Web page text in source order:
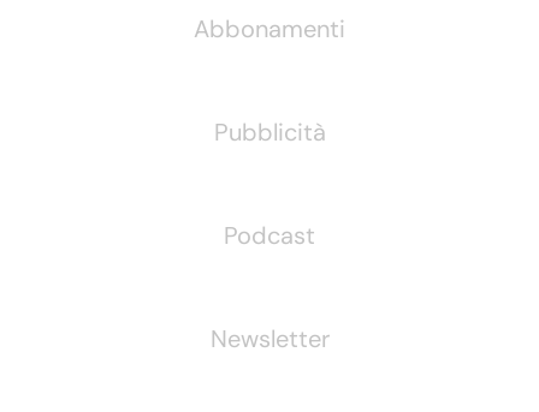
Abbonamenti
Pubblicità
Podcast
Newsletter